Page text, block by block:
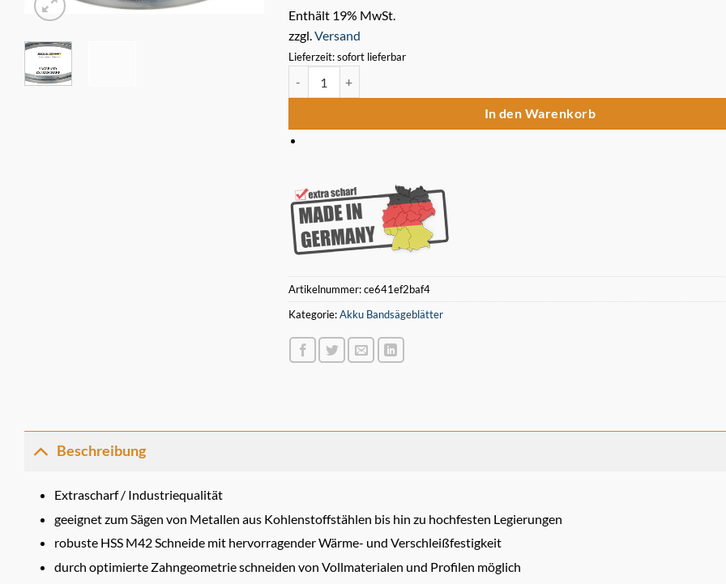
Enthält 19% MwSt.
zzgl.Versand
Lieferzeit: sofort lieferbar
In den Warenkorb
Artikelnummer:ce641ef2baf4
Kategorie:Akku Bandsägeblätter
Beschreibung
Extrascharf / Industriequalität
geeignet zum Sägen von Metallen aus Kohlenstoffstählen bis hin zu hochfesten Legierungen
robuste HSS M42 Schneide mit hervorragender Wärme- und Verschleißfestigkeit
durch optimierte Zahngeometrie schneiden von Vollmaterialen und Profilen möglich